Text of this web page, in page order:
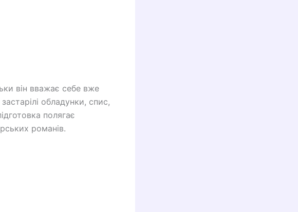
він вважає себе вже
обладунки, спис,
полягає
романів.